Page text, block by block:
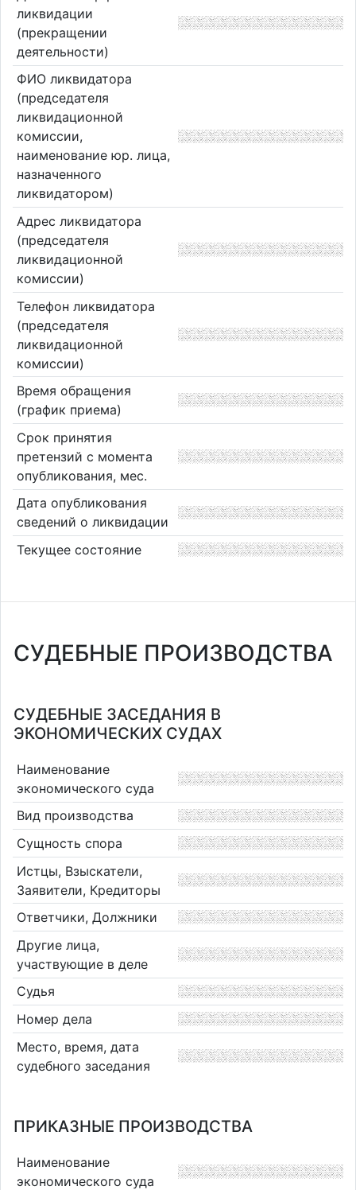
ликвидации
(прекращении
деятельности)
ФИО ликвидатора
(председателя
ликвидационной
комиссии,
наименование юр. лица,
назначенного
ликвидатором)
Адрес ликвидатора
(председателя
ликвидационной
комиссии)
Телефон ликвидатора
(председателя
ликвидационной
комиссии)
Время обращения
(график приема)
Срок принятия
претензий с момента
опубликования, мес.
Дата опубликования
сведений о ликвидации
Текущее состояние
СУДЕБНЫЕ ПРОИЗВОДСТВА
СУДЕБНЫЕ ЗАСЕДАНИЯ В
ЭКОНОМИЧЕСКИХ СУДАХ
Наименование
экономического суда
Вид производства
Сущность спора
Истцы, Взыскатели,
Заявители, Кредиторы
Ответчики, Должники
Другие лица,
участвующие в деле
Судья
Номер дела
Место, время, дата
судебного заседания
ПРИКАЗНЫЕ ПРОИЗВОДСТВА
Наименование
экономического суда